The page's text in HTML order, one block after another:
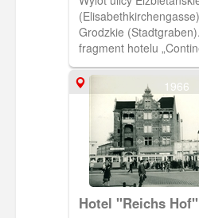
Grodzkie
fragment hotelu
przy Podwalu
widoczny kościół św.
[IDX:2078,709]
1966
Hotel "Reichs